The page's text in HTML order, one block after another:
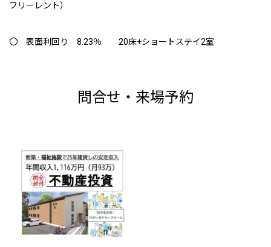
フリーレント）
〇 表面利回り 8.23％ 20床+ショートステイ2室
問合せ・来場予約